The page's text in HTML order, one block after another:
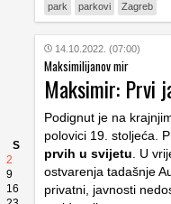
S
2
9
16
park parkovi Zagreb
14.10.2022. (07:00)
Maksimilijanov mir
Maksimir: Prvi
Podignut je na
polovici 19. stoljeća.
prvih u svijetu . U
ostvarenja tadašnje
privatni, javnosti